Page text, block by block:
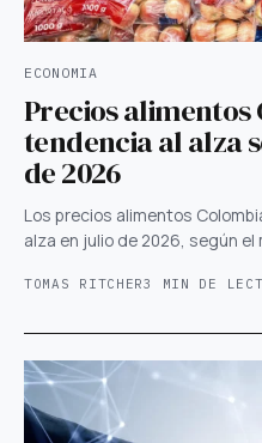
ECONOMIA
Precios alimentos
tendencia al alza
de 2026
Los precios alimentos
alza en julio de 2026, según
TOMAS RITCHER3 MIN DE